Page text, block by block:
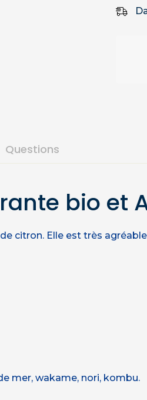
Questions
bio et
citron. Elle est très
mer, wakame, nori, kombu.